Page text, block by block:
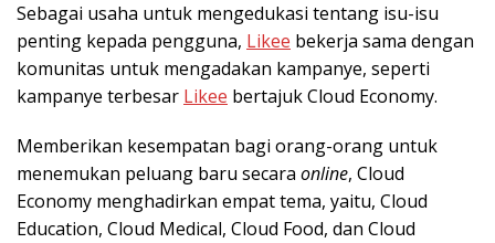
Sebagai usaha untuk mengedukasi tentang isu-isu
penting kepada pengguna, Likee bekerja sama dengan
komunitas untuk mengadakan kampanye, seperti
kampanye terbesar Likee bertajuk Cloud Economy.
Memberikan kesempatan bagi orang-orang untuk
menemukan peluang baru secara online, Cloud
Economy menghadirkan empat tema, yaitu, Cloud
Education, Cloud Medical, Cloud Food, dan Cloud